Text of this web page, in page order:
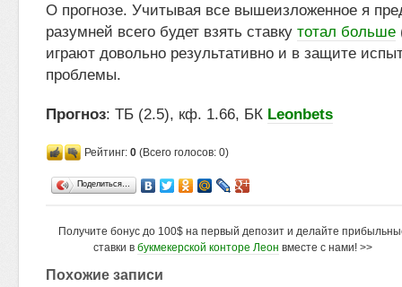
О прогнозе. Учитывая все вышеизложенное я
разумней всего будет взять ставку тотал больше
играют довольно результативно и в защите
проблемы.
Прогноз: ТБ (2.5), кф. 1.66, БК Leonbets
Рейтинг: 0 (Всего голосов: 0)
Поделиться…
Получите бонус до 100$ на первый депозит и делайте
ставки в букмекерской конторе Леон вместе с нами! >>
Похожие записи